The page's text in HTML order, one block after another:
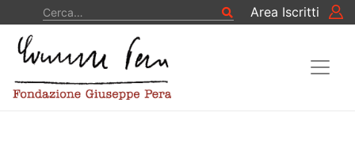
Vai al contenuto Cerca
CercaArea Iscritti